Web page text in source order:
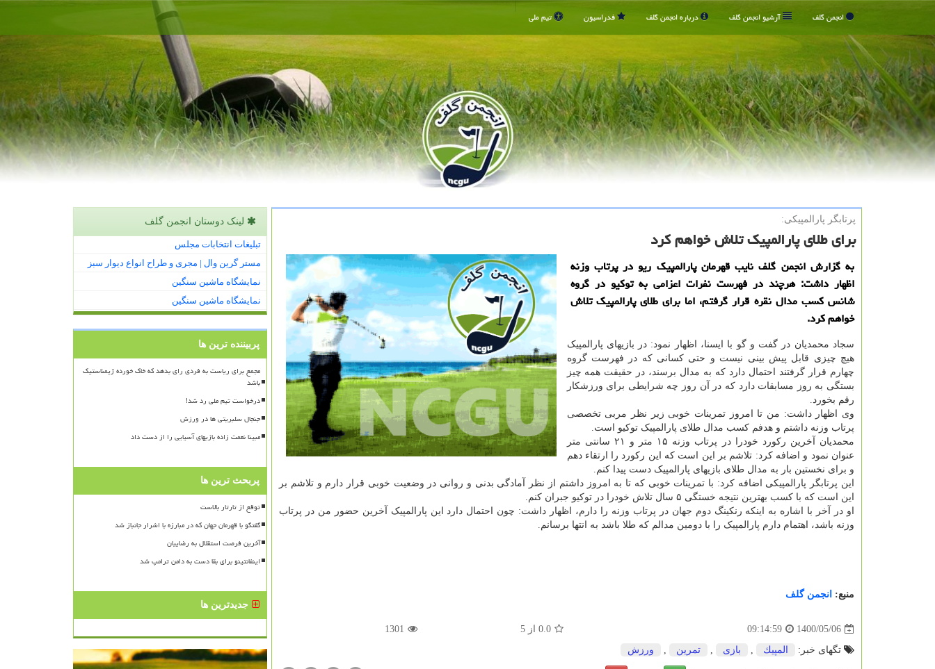
انجمن گلف آرشیو انجمن گلف درباره انجمن گلف فدراسیون تیم ملی
پرتابگر پارالمپیكی:
برای طلای پارالمپیك تلاش خواهم كرد
به گزارش انجمن گلف نایب قهرمان پارالمپیک ریو در پرتاب وزنه
اظهار داشت: هرچند در فهرست نفرات اعزامی به توکیو در گروه
شانس کسب مدال نقره قرار گرفتم، اما برای طلای پارالمپیک تلاش
خواهم کرد.
سجاد محمدیان در گفت و گو با ایسنا، اظهار نمود: در بازیهای پارالمپیک
هیچ چیزی قابل پیش بینی نیست و حتی کسانی که در فهرست گروه
چهارم قرار گرفتند احتمال دارد که به مدال برسند، در حقیقت همه چیز
بستگی به روز مسابقات دارد که در آن روز چه شرایطی برای ورزشکار
رقم بخورد.
وی اظهار داشت: من تا امروز تمرینات خوبی زیر نظر مربی تخصصی
پرتاب وزنه داشتم و هدفم کسب مدال طلای پارالمپیک توکیو است.
محمدیان آخرین رکورد خودرا در پرتاب وزنه ۱۵ متر و ۲۱ سانتی متر
عنوان نمود و اضافه کرد: تلاشم بر این است که این رکورد را ارتقاء دهم
و برای نخستین بار به مدال طلای بازیهای پارالمپیک دست پیدا کنم.
این پرتابگر پارالمپیکی اضافه کرد: با تمرینات خوبی که تا به امروز داشتم از نظر آمادگی بدنی و روانی در وضعیت خوبی قرار دارم و تلاشم بر
این است که با کسب بهترین نتیجه خستگی ۵ سال تلاش خودرا در توکیو جبران کنم.
او در آخر با اشاره به اینکه رنکینگ دوم جهان در پرتاب وزنه را دارم، اظهار داشت: چون احتمال دارد این پارالمپیک آخرین حضور من در پرتاب
وزنه باشد، اهتمام دارم پارالمپیک را با دومین مدالم که طلا باشد به انتها برسانم.
منبع: انجمن گلف
1400/05/06
09:14:59
0.0 از5
1301
تگهای خبر: المپیك , بازی , تمرین , ورزش
لینک دوستان انجمن گلف
تبلیغات انتخابات مجلس
مستر گرین وال | مجری و طراح انواع دیوار سبز
نمایشگاه ماشین سنگین
نمایشگاه ماشین سنگین
پربیننده ترین ها
مجمع برای ریاست به فردی رای بدهد که خاک خورده ژیمناستیک
باشد
درخواست تیم ملی رد شد!
جنجال سلبریتی ها در ورزش
مبینا نعمت زاده بازیهای آسیایی را از دست داد
پربحث ترین ها
توقع از تارتار بالاست
گفتگو با قهرمان جهان که در مبارزه با اشرار جانباز شد
آخرین فرصت استقلال به رضاییان
اینفانتینو برای بقا دست به دامن ترامپ شد
جدیدترین ها